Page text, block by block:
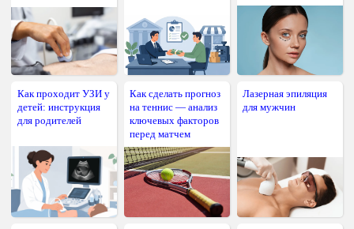
Как проходит УЗИ у
детей: инструкция
для родителей
Как сделать прогноз
на теннис — анализ
ключевых факторов
перед матчем
Лазерная эпиляция
для мужчин